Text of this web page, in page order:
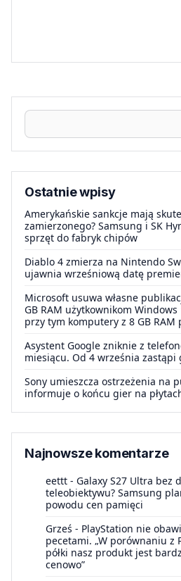
Ostatnie wpisy
Amerykańskie sankcje mają
zamierzonego? Samsung i SK
sprzęt do fabryk chipów
Diablo 4 zmierza na Nintendo
ujawnia wrześniową datę
Microsoft usuwa własne
GB RAM użytkownikom
przy tym komputery z 8 GB RAM
Asystent Google zniknie z
miesiącu. Od 4 września zastąpi
Sony umieszcza ostrzeżenia na
informuje o końcu gier na
Najnowsze komentarze
eettt - Galaxy S27 Ultra bez
teleobiektywu? Samsung
powodu cen pamięci
Grześ - PlayStation nie
pecetami. „W porównaniu z
półki nasz produkt jest
cenowo”